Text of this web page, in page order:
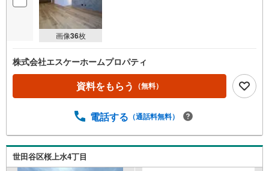
画像36枚
株式会社エスケーホームプロパティ
資料をもらう （無料）
電話する （通話料無料）
世田谷区桜上水4丁目